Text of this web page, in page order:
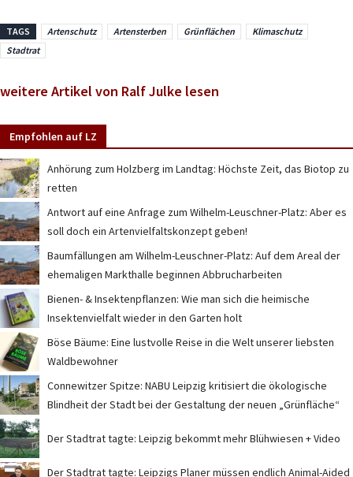
TAGS Artenschutz Artensterben Grünflächen
Klimaschutz
Stadtrat
weitere Artikel von Ralf Julke lesen
Empfohlen auf LZ
Anhörung zum Holzberg im Landtag: Höchste Zeit, das Biotop zu
retten
Antwort auf eine Anfrage zum Wilhelm-Leuschner-Platz: Aber es
soll doch ein Artenvielfaltskonzept geben!
Baumfällungen am Wilhelm-Leuschner-Platz: Auf dem Areal der
ehemaligen Markthalle beginnen Abbrucharbeiten
Bienen- & Insektenpflanzen: Wie man sich die heimische
Insektenvielfalt wieder in den Garten holt
Böse Bäume: Eine lustvolle Reise in die Welt unserer liebsten
Waldbewohner
Connewitzer Spitze: NABU Leipzig kritisiert die ökologische
Blindheit der Stadt bei der Gestaltung der neuen „Grünfläche“
Der Stadtrat tagte: Leipzig bekommt mehr Blühwiesen + Video
Der Stadtrat tagte: Leipzigs Planer müssen endlich Animal-Aided